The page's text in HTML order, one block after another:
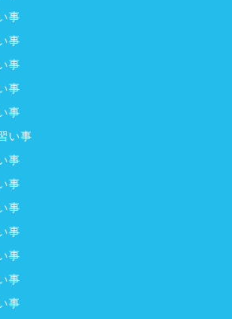
事
事
事
事
事
い事
事
事
事
事
事
事
事